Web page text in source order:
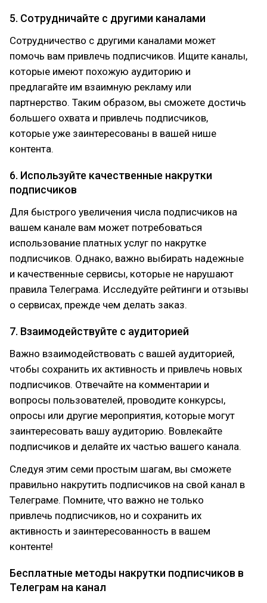
5. Сотрудничайте с другими каналами
Сотрудничество с другими каналами может
помочь вам привлечь подписчиков. Ищите каналы,
которые имеют похожую аудиторию и
предлагайте им взаимную рекламу или
партнерство. Таким образом, вы сможете достичь
большего охвата и привлечь подписчиков,
которые уже заинтересованы в вашей нише
контента.
6. Используйте качественные накрутки
подписчиков
Для быстрого увеличения числа подписчиков на
вашем канале вам может потребоваться
использование платных услуг по накрутке
подписчиков. Однако, важно выбирать надежные
и качественные сервисы, которые не нарушают
правила Телеграма. Исследуйте рейтинги и отзывы
о сервисах, прежде чем делать заказ.
7. Взаимодействуйте с аудиторией
Важно взаимодействовать с вашей аудиторией,
чтобы сохранить их активность и привлечь новых
подписчиков. Отвечайте на комментарии и
вопросы пользователей, проводите конкурсы,
опросы или другие мероприятия, которые могут
заинтересовать вашу аудиторию. Вовлекайте
подписчиков и делайте их частью вашего канала.
Следуя этим семи простым шагам, вы сможете
правильно накрутить подписчиков на свой канал в
Телеграме. Помните, что важно не только
привлечь подписчиков, но и сохранить их
активность и заинтересованность в вашем
контенте!
Бесплатные методы накрутки подписчиков в
Телеграм на канал